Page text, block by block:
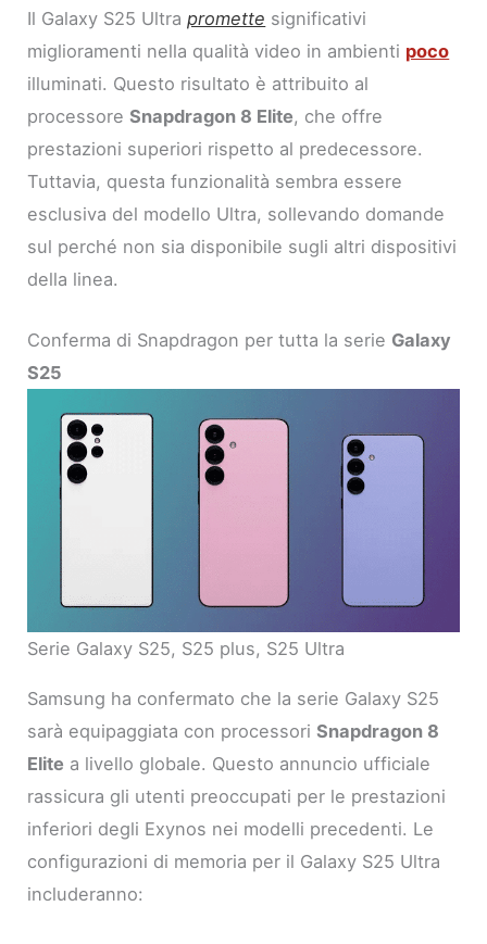
Il Galaxy S25 Ultrapromette significativi
miglioramenti nella qualità video in ambienti poco
illuminati. Questo risultato è attribuito al
processoreSnapdragon 8 Elite, che offre
prestazioni superiori rispetto al predecessore.
Tuttavia, questa funzionalità sembra essere
esclusiva del modello Ultra, sollevando domande
sul perché non sia disponibile sugli altri dispositivi
della linea.
Conferma di Snapdragon per tutta la serie Galaxy
S25
Serie Galaxy S25, S25 plus, S25 Ultra
Samsung ha confermato che la serie Galaxy S25
sarà equipaggiata con processoriSnapdragon 8
Elite a livello globale. Questo annuncio ufficiale
rassicura gli utenti preoccupati per le prestazioni
inferiori degli Exynos nei modelli precedenti. Le
configurazioni di memoria per il Galaxy S25 Ultra
includeranno: